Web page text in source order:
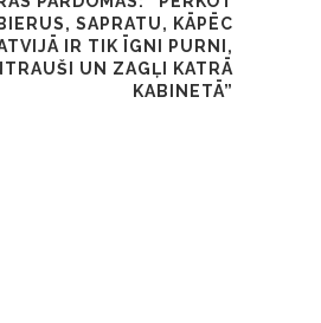
SAPRATU, KĀPĒC
IR TIK ĪGNI PURNI,
UN ZAGĻI KATRĀ
KABINETĀ”